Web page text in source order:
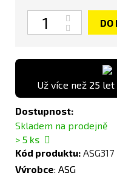
Počet
DO
Už více než 25
Dostupnost:
Skladem na prodejně
> 5 ks
Kód produktu: ASG317
Výrobce: ASG